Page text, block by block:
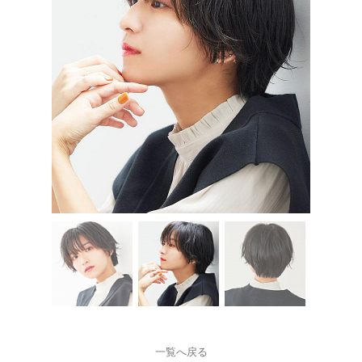
一覧へ戻る